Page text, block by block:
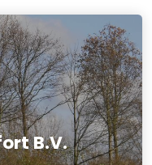
B.V.